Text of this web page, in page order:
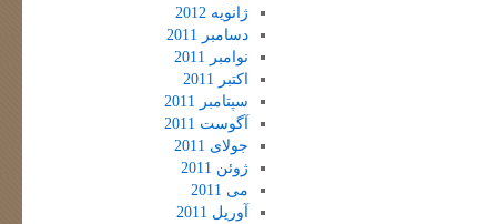
ژانویه 2012
دسامبر 2011
نوامبر 2011
اکتبر 2011
سپتامبر 2011
آگوست 2011
جولای 2011
ژوئن 2011
می 2011
آوریل 2011